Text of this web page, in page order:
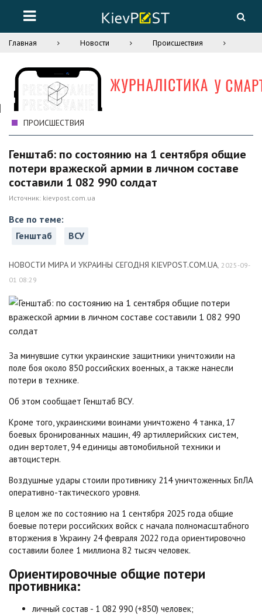
Главная Новости Происшествия
ПРОИСШЕСТВИЯ
Генштаб: по состоянию на 1 сентября общие
потери вражеской армии в личном составе
составили 1 082 990 солдат
Источник: kievpost.com.ua
Все по теме:
Генштаб
ВСУ
НОВОСТИ МИРА И УКРАИНЫ СЕГОДНЯ KIEVPOST.COM.UA, 2025-09-
01 08:29
За минувшие сутки украинские защитники уничтожили на
поле боя около 850 российских военных, а также нанесли
потери в технике.
Об этом сообщает Генштаб ВСУ.
Кроме того, украинскими воинами уничтожено 4 танка, 17
боевых бронированных машин, 49 артиллерийских систем,
один вертолет, 94 единицы автомобильной техники и
автоцистерн.
Воздушные удары стоили противнику 214 уничтоженных БпЛА
оперативно-тактического уровня.
В целом же по состоянию на 1 сентября 2025 года общие
боевые потери российских войск с начала полномасштабного
вторжения в Украину 24 февраля 2022 года ориентировочно
составили более 1 миллиона 82 тысяч человек.
Ориентировочные общие потери
противника:
личный состав - 1 082 990 (+850) человек;